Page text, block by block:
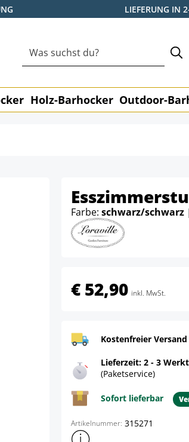
LIEFERUNG IN
Holz-Barhocker Outdoor-
Farbe: schwarz/schwarz
€ 52,90 inkl. MwSt.
Kostenfreier
Lieferzeit: 2 - 3
(Paketservice)
Sofort lieferbar
Artikelnummer: 315271
Weitere